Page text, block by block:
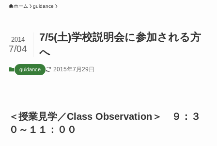
ホーム guidance
7/5(土)学校説明会に参加される方
へ
2014
7/04
guidance 2015年7月29日
＜授業見学／Class Observation＞ ９：３
０～１１：００